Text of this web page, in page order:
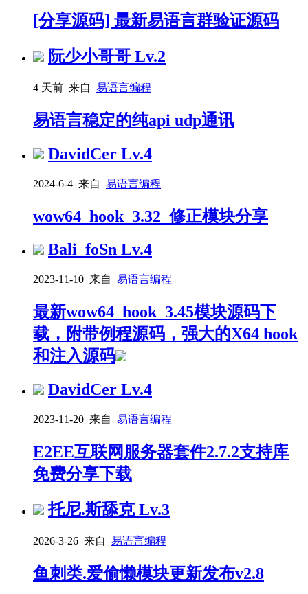
[分享源码] 最新易语言群验证源码
阮少小哥哥 Lv.2
4 天前 来自 易语言编程
易语言稳定的纯api udp通讯
DavidCer Lv.4
2024-6-4 来自 易语言编程
wow64_hook_3.32_修正模块分享
Bali_foSn Lv.4
2023-11-10 来自 易语言编程
最新wow64_hook_3.45模块源码下
载，附带例程源码，强大的X64 hook
和注入源码
DavidCer Lv.4
2023-11-20 来自 易语言编程
E2EE互联网服务器套件2.7.2支持库
免费分享下载
托尼.斯舔克Lv.3
2026-3-26 来自 易语言编程
鱼刺类.爱偷懒模块更新发布v2.8